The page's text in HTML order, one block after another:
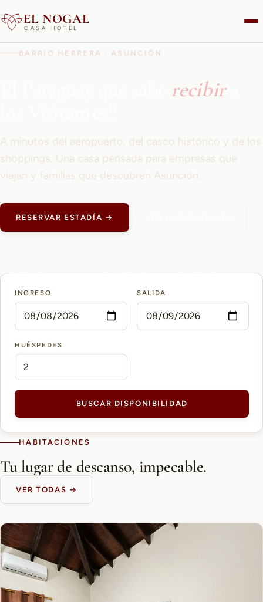
EL NOGAL
CASA HOTEL
BARRIO HERRERA · ASUNCIÓN
recibira
A minutos del aeropuerto, del casco histórico y de los
shoppings. Una casa pensada para empresas que
viajan y familias que descubren Asunción.
RESERVAR ESTADÍA →
15 min
AEROPUERTO PETTIROSSI
10 min
CASCO HISTÓRICO
5 min
INGRESO SALIDA
HUÉSPEDES
BUSCAR DISPONIBILIDAD
HABITACIONES
Tu lugar de descanso, impecable.
VER TODAS →